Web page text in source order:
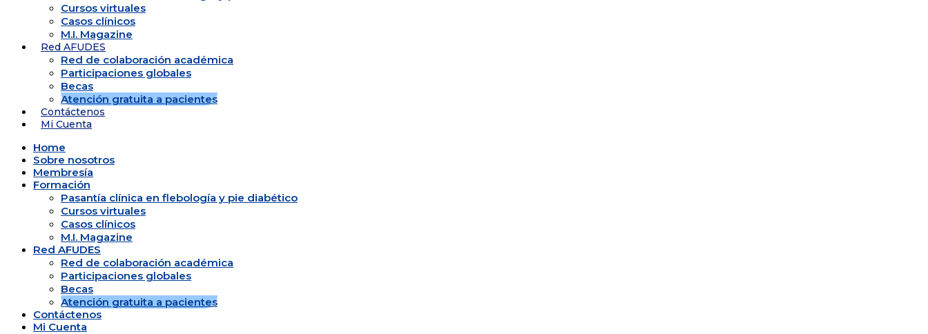
Cursos virtuales
Casos clínicos
M.I. Magazine
Red AFUDES
Red de colaboración académica
Participaciones globales
Becas
Atención gratuita a pacientes
Contáctenos
Mi Cuenta
Home
Sobre nosotros
Membresía
Formación
Pasantía clínica en flebología y pie diabético
Cursos virtuales
Casos clínicos
M.I. Magazine
Red AFUDES
Red de colaboración académica
Participaciones globales
Becas
Atención gratuita a pacientes
Contáctenos
Mi Cuenta